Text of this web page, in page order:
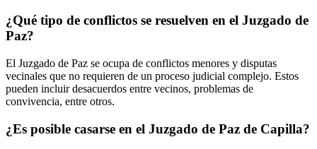
¿Qué tipo de conflictos se resuelven en el Juzgado de
Paz?
El Juzgado de Paz se ocupa de conflictos menores y disputas
vecinales que no requieren de un proceso judicial complejo. Estos
pueden incluir desacuerdos entre vecinos, problemas de
convivencia, entre otros.
¿Es posible casarse en el Juzgado de Paz de Capilla?